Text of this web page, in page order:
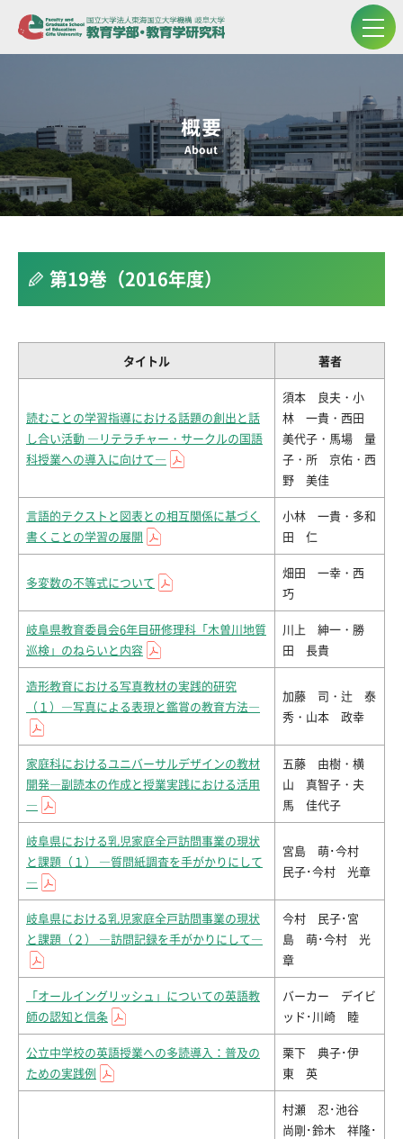
概要
About
第19巻（2016年度）
タイトル 著者
読むことの学習指導における話題の創出と話
し合い活動 ―リテラチャー・サークルの国語
科授業への導入に向けて―
須本 良夫・小
林 一貴・西田
美代子・馬場 量
子・所 京佑・西
野 美佳
言語的テクストと図表との相互関係に基づく
書くことの学習の展開
小林 一貴・多和
田 仁
多変数の不等式について
畑田 一幸・西
巧
岐阜県教育委員会6年目研修理科「木曽川地質
巡検」のねらいと内容
川上 紳一・勝
田 長貴
造形教育における写真教材の実践的研究
（１）―写真による表現と鑑賞の教育方法―
加藤 司・辻 泰
秀・山本 政幸
家庭科におけるユニバーサルデザインの教材
開発―副読本の作成と授業実践における活用
―
五藤 由樹・横
山 真智子・夫
馬 佳代子
岐阜県における乳児家庭全戸訪問事業の現状
と課題（１） ―質問紙調査を手がかりにして
―
宮島 萌･今村
民子･今村 光章
岐阜県における乳児家庭全戸訪問事業の現状
と課題（２） ―訪問記録を手がかりにして―
今村 民子･宮
島 萌･今村 光
章
「オールイングリッシュ」についての英語教
師の認知と信条
バーカー デイビ
ッド･川崎 睦
公立中学校の英語授業への多読導入：普及の
ための実践例
栗下 典子･伊
東 英
村瀬 忍･池谷
尚剛･鈴木 祥隆･